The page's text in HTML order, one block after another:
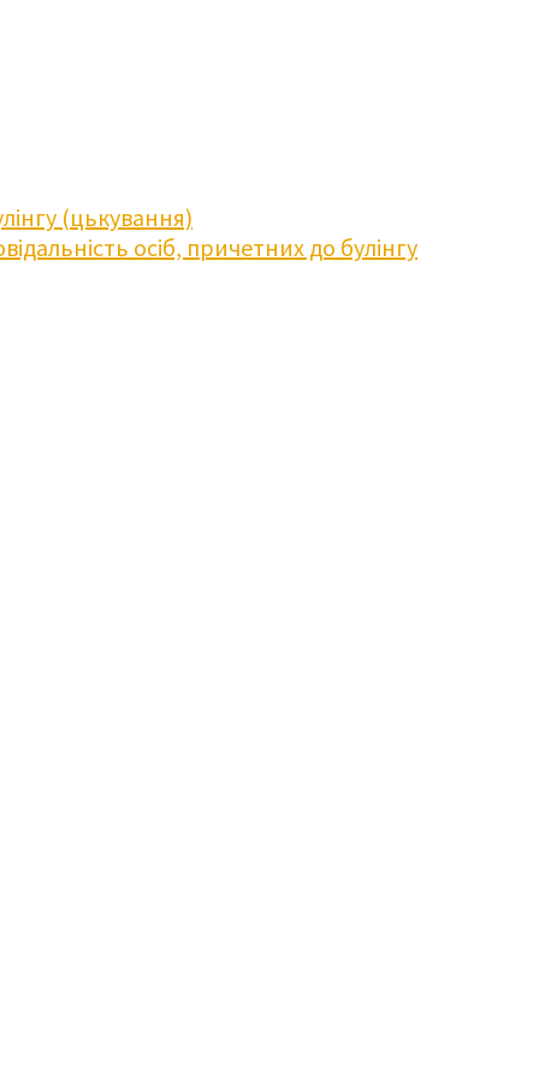
(цькування)
осіб, причетних до булінгу